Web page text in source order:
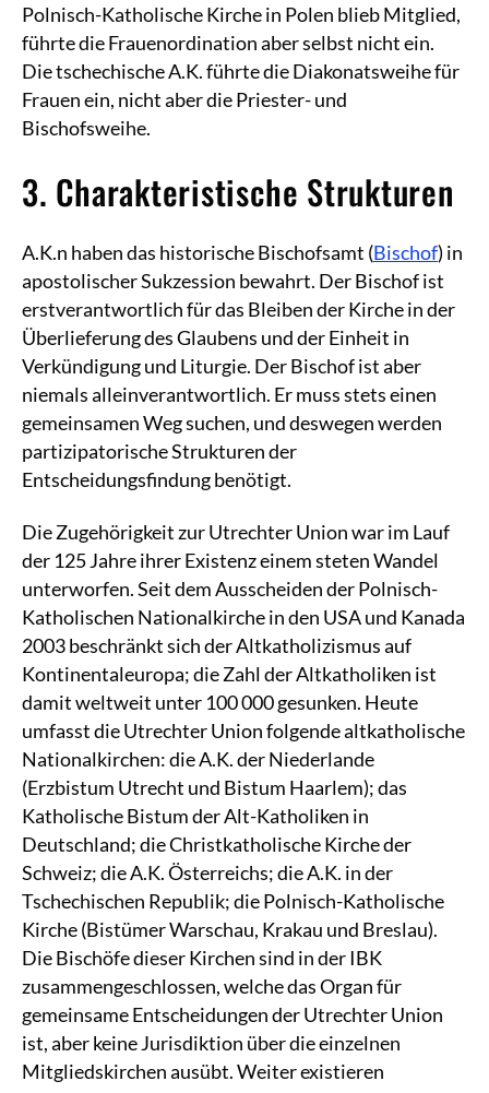
Polnisch-Katholische Kirche in Polen blieb Mitglied,
führte die Frauenordination aber selbst nicht ein.
Die tschechische A.K. führte die Diakonatsweihe für
Frauen ein, nicht aber die Priester- und
Bischofsweihe.
3. Charakteristische Strukturen
A.K.n haben das historische Bischofsamt (Bischof) in
apostolischer Sukzession bewahrt. Der Bischof ist
erstverantwortlich für das Bleiben der Kirche in der
Überlieferung des Glaubens und der Einheit in
Verkündigung und Liturgie. Der Bischof ist aber
niemals alleinverantwortlich. Er muss stets einen
gemeinsamen Weg suchen, und deswegen werden
partizipatorische Strukturen der
Entscheidungsfindung benötigt.
Die Zugehörigkeit zur Utrechter Union war im Lauf
der 125 Jahre ihrer Existenz einem steten Wandel
unterworfen. Seit dem Ausscheiden der Polnisch-
Katholischen Nationalkirche in den USA und Kanada
2003 beschränkt sich der Altkatholizismus auf
Kontinentaleuropa; die Zahl der Altkatholiken ist
damit weltweit unter 100 000 gesunken. Heute
umfasst die Utrechter Union folgende altkatholische
Nationalkirchen: die A.K. der Niederlande
(Erzbistum Utrecht und Bistum Haarlem); das
Katholische Bistum der Alt-Katholiken in
Deutschland; die Christkatholische Kirche der
Schweiz; die A.K. Österreichs; die A.K. in der
Tschechischen Republik; die Polnisch-Katholische
Kirche (Bistümer Warschau, Krakau und Breslau).
Die Bischöfe dieser Kirchen sind in der IBK
zusammengeschlossen, welche das Organ für
gemeinsame Entscheidungen der Utrechter Union
ist, aber keine Jurisdiktion über die einzelnen
Mitgliedskirchen ausübt. Weiter existieren